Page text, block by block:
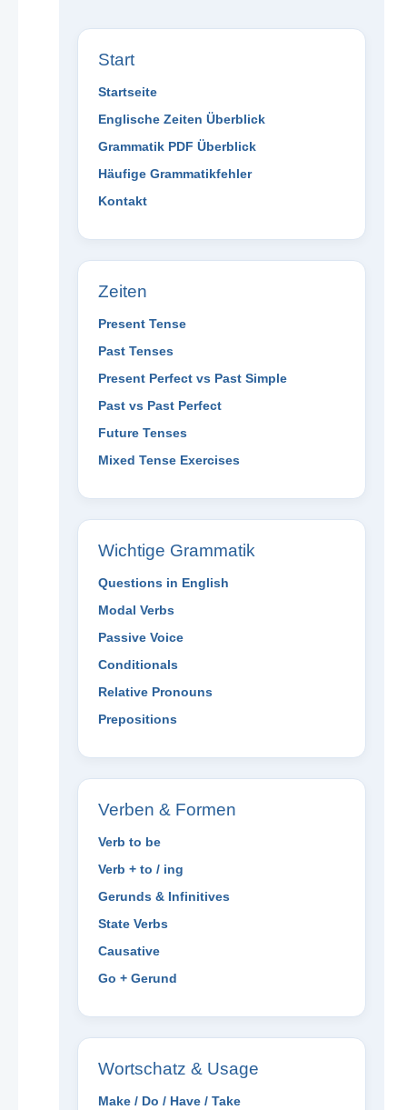
Start
Startseite
Englische Zeiten Überblick
Grammatik PDF Überblick
Häufige Grammatikfehler
Kontakt
Zeiten
Present Tense
Past Tenses
Present Perfect vs Past Simple
Past vs Past Perfect
Future Tenses
Mixed Tense Exercises
Wichtige Grammatik
Questions in English
Modal Verbs
Passive Voice
Conditionals
Relative Pronouns
Prepositions
Verben & Formen
Verb to be
Verb + to / ing
Gerunds & Infinitives
State Verbs
Causative
Go + Gerund
Wortschatz & Usage
Make / Do / Have / Take